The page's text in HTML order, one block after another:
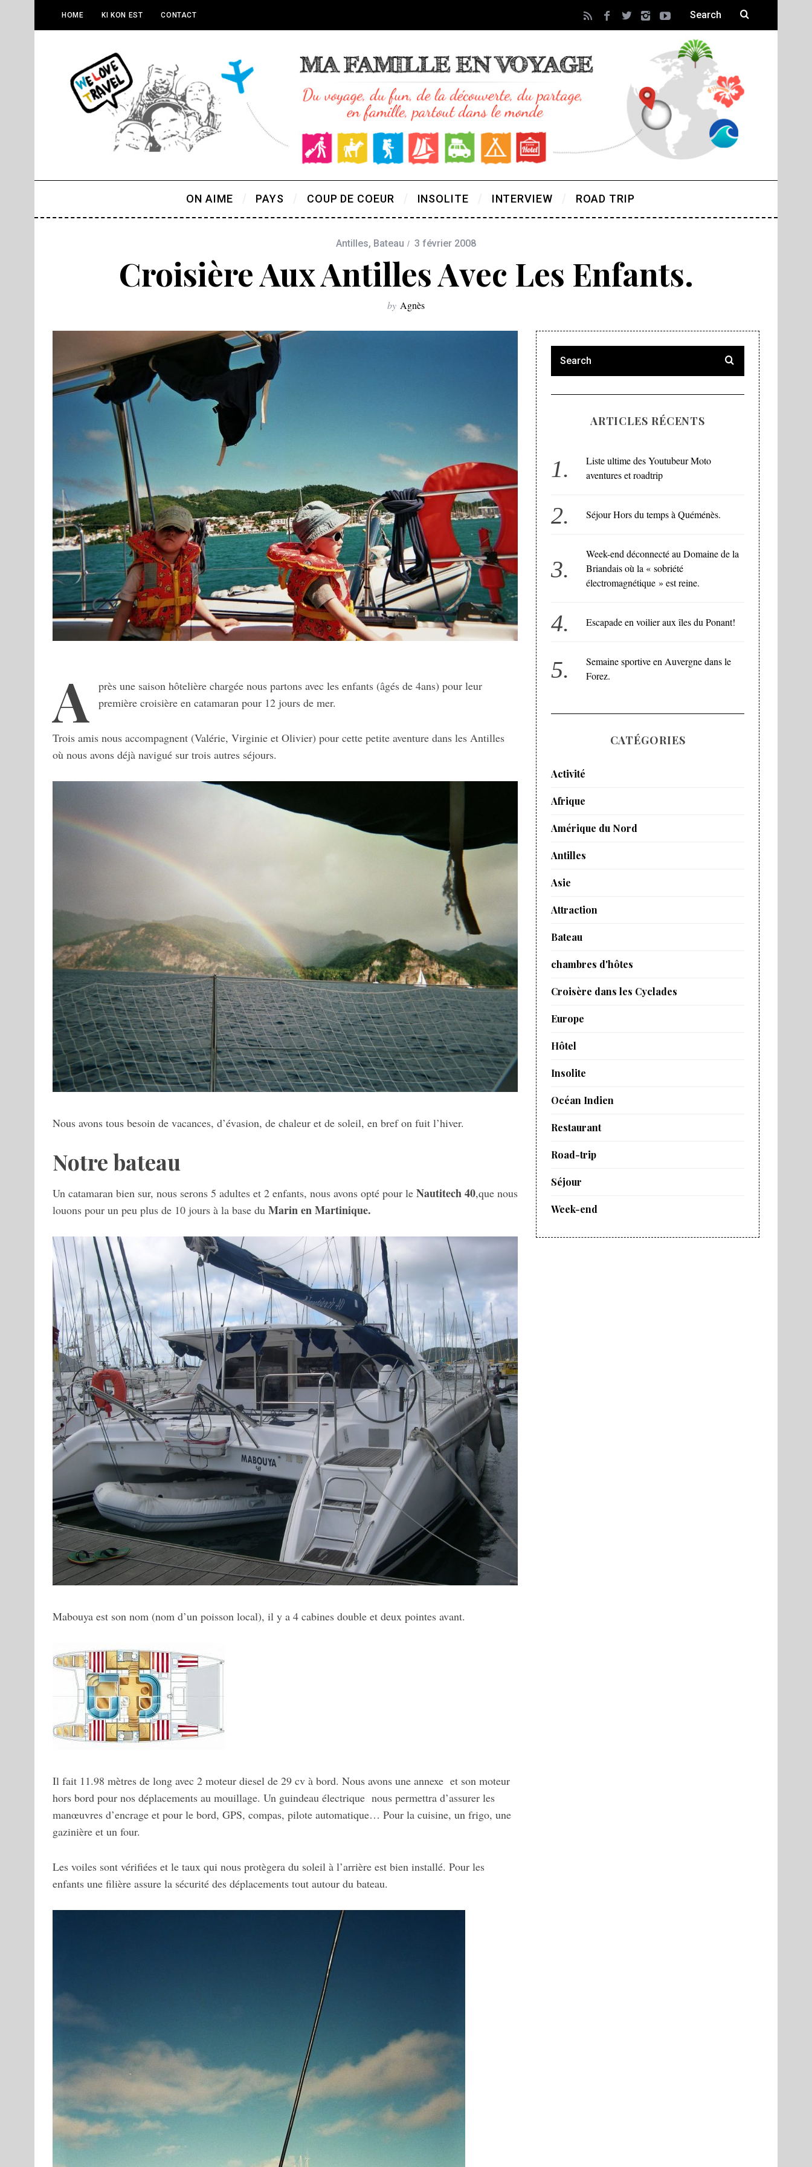
HOME KI KON EST CONTACT
ON AIME PAYS COUP DE COEUR INSOLITE INTERVIEW ROAD TRIP
Antilles, Bateau 3 février 2008
Croisière Aux Antilles Avec Les Enfants.
by Agnès
A
près une saison hôtelière chargée nous partons avec les enfants (âgés de 4ans) pour leur
première croisière en catamaran pour 12 jours de mer.
Trois amis nous accompagnent (Valérie, Virginie et Olivier) pour cette petite aventure dans les Antilles
où nous avons déjà navigué sur trois autres séjours.
Nous avons tous besoin de vacances, d’évasion, de chaleur et de soleil, en bref on fuit l’hiver.
Notre bateau
Un catamaran bien sur, nous serons 5 adultes et 2 enfants, nous avons opté pour le Nautitech 40,que nous
louons pour un peu plus de 10 jours à la base du Marin en Martinique.
Mabouya est son nom (nom d’un poisson local), il y a 4 cabines double et deux pointes avant.
Il fait 11.98 mètres de long avec 2 moteur diesel de 29 cv à bord. Nous avons une annexe et son moteur
hors bord pour nos déplacements au mouillage. Un guindeau électrique nous permettra d’assurer les
manœuvres d’encrage et pour le bord, GPS, compas, pilote automatique… Pour la cuisine, un frigo, une
gazinière et un four.
Les voiles sont vérifiées et le taux qui nous protègera du soleil à l’arrière est bien installé. Pour les
enfants une filière assure la sécurité des déplacements tout autour du bateau.
ARTICLES RÉCENTS
Liste ultime des Youtubeur Moto
aventures et roadtrip
Séjour Hors du temps à Quéménès.
Week-end déconnecté au Domaine de la
Briandais où la « sobriété
électromagnétique » est reine.
Escapade en voilier aux îles du Ponant!
Semaine sportive en Auvergne dans le
Forez.
CATÉGORIES
Activité
Afrique
Amérique du Nord
Antilles
Asie
Attraction
Bateau
chambres d'hôtes
Croisère dans les Cyclades
Europe
Hôtel
Insolite
Océan Indien
Restaurant
Road-trip
Séjour
Week-end